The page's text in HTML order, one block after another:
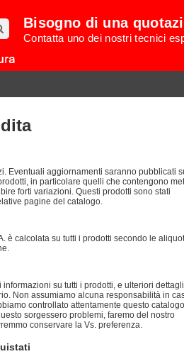
Bisogno di una
Contatta uno dei nostri tecnici
Eventuali aggiornamenti saranno pubblicati
in particolare quelli che contengono
forti variazioni. Questi prodotti sono stati
pagine del catalogo.
è calcolata su tutti i prodotti secondo le
su tutti i prodotti, e ulteriori dettagli
Non assumiamo alcuna responsabilità in
sorgessero problemi, faremo del nostro
conservare la Vs. preferenza.